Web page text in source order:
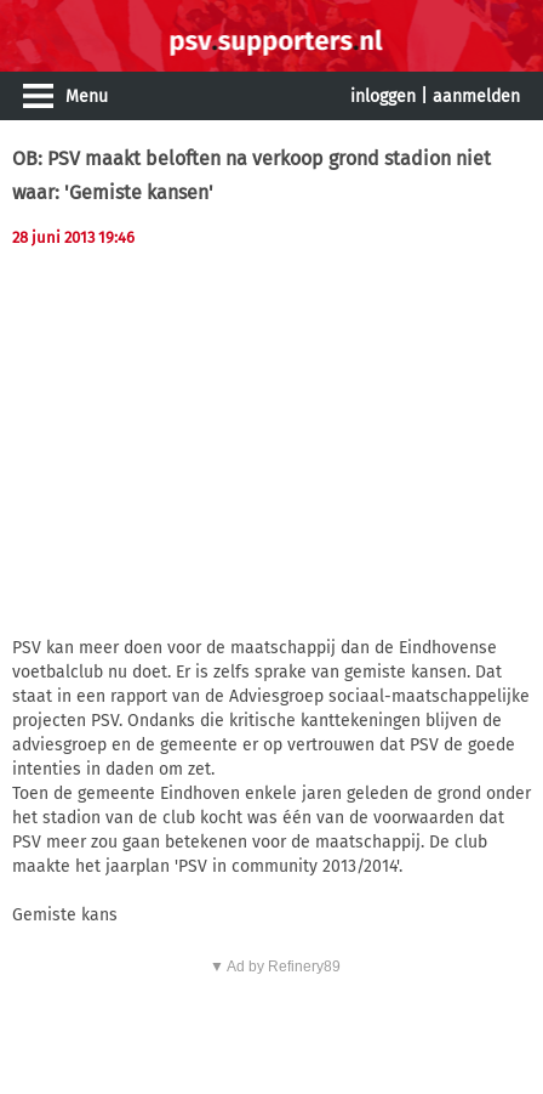
Menu inloggen aanmelden
OB: PSV maakt beloften na verkoop grond stadion niet
waar: 'Gemiste kansen'
28 juni 2013 19:46
PSV kan meer doen voor de maatschappij dan de Eindhovense
voetbalclub nu doet. Er is zelfs sprake van gemiste kansen. Dat
staat in een rapport van de Adviesgroep sociaal-maatschappelijke
projecten PSV. Ondanks die kritische kanttekeningen blijven de
adviesgroep en de gemeente er op vertrouwen dat PSV de goede
intenties in daden om zet.
Toen de gemeente Eindhoven enkele jaren geleden de grond onder
het stadion van de club kocht was één van de voorwaarden dat
PSV meer zou gaan betekenen voor de maatschappij. De club
maakte het jaarplan 'PSV in community 2013/2014'.
Gemiste kans
▼ Ad by Refinery89